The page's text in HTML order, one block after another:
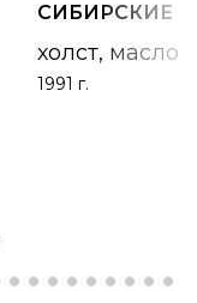
СИБИРСКИЕ
холст, масло
1991 г.